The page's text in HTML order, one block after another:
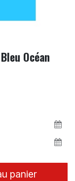
Océan
panier